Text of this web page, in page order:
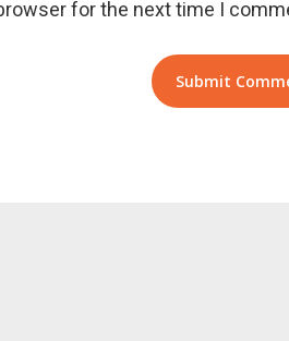
for the next time I